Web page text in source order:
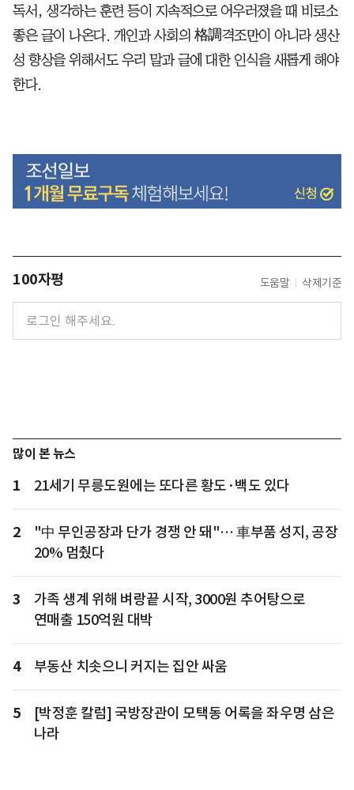
독서, 생각하는 훈련 등이 지속적으로 어우러졌을 때 비로소
좋은 글이 나온다. 개인과 사회의 格調격조만이 아니라 생산
성 향상을 위해서도 우리 말과 글에 대한 인식을 새롭게 해야
한다.
100자평 도움말 삭제기준
많이 본 뉴스
1 21세기 무릉도원에는 또다른 황도·백도 있다
2
"中 무인공장과 단가 경쟁 안 돼"… 車부품 성지, 공장
20% 멈췄다
3
가족 생계 위해 벼랑끝 시작, 3000원 추어탕으로
연매출 150억원 대박
4 부동산 치솟으니 커지는 집안 싸움
5
[박정훈 칼럼] 국방장관이 모택동 어록을 좌우명 삼은
나라